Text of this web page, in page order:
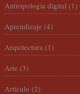
Antropología digital (1)
Aprendizaje (4)
Arquitectura (1)
Arte (3)
Artículo (2)